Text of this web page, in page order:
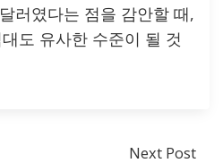
러였다는 점을 감안할 때,
도 유사한 수준이 될 것
Next Post